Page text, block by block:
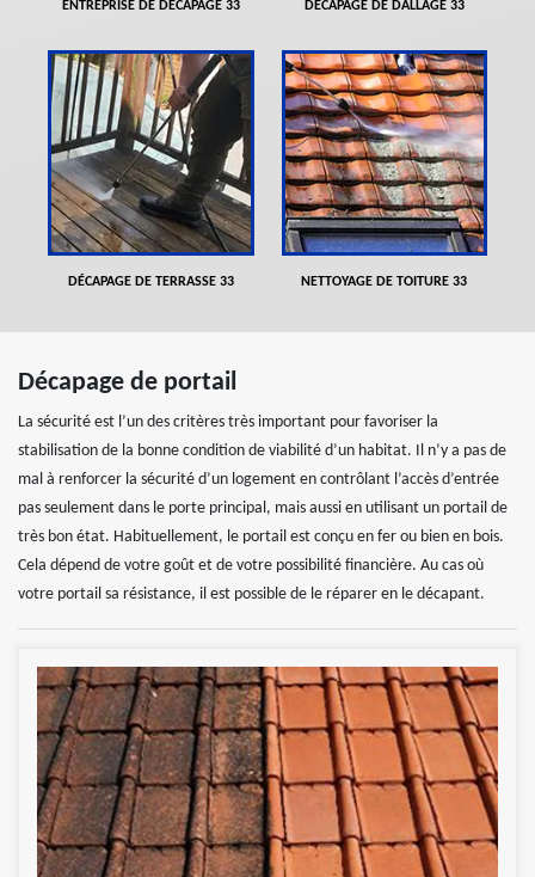
ENTREPRISE DE DÉCAPAGE 33 DÉCAPAGE DE DALLAGE 33
DÉCAPAGE DE TERRASSE 33 NETTOYAGE DE TOITURE 33
Décapage de portail
La sécurité est l’un des critères très important pour favoriser la
stabilisation de la bonne condition de viabilité d’un habitat. Il n’y a pas de
mal à renforcer la sécurité d’un logement en contrôlant l’accès d’entrée
pas seulement dans le porte principal, mais aussi en utilisant un portail de
très bon état. Habituellement, le portail est conçu en fer ou bien en bois.
Cela dépend de votre goût et de votre possibilité financière. Au cas où
votre portail sa résistance, il est possible de le réparer en le décapant.